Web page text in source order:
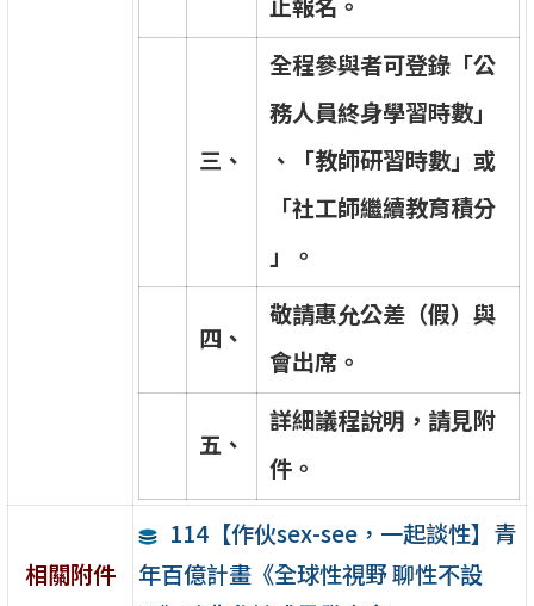
三 、
全程參與者可登錄「公
務人員終身學習時數」
、
「教師研習時數」 或
「社工師繼續教育積分
」
。
四 、
敬請惠允公差（假） 與
會出席。
五、
詳細議程說明 ， 請見附
件。
相關附件
114【作伙sex-see，一起談性】青
年百億計畫《全球性視野 聊性不設